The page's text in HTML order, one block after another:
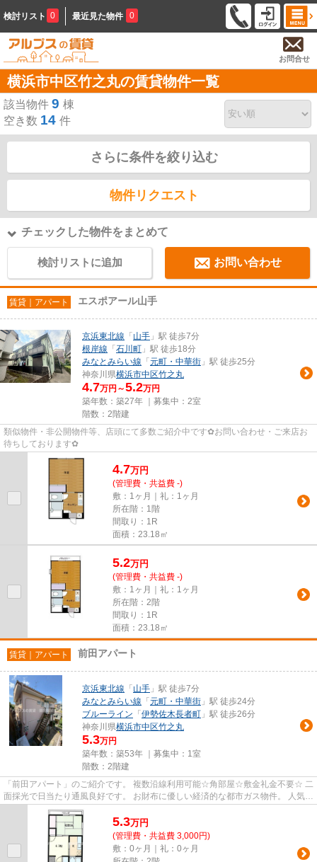
検討リスト 0 最近見た物件 0
お問合せ
横浜市中区竹之丸の賃貸物件一覧
該当物件 9 棟
空き数 14 件
さらに条件を絞り込む
物件リクエスト
チェックした物件をまとめて
検討リストに追加 お問い合わせ
賃貸｜アパート エスポアール山手
京浜東北線 「 山手 」駅 徒歩7分
根岸線 「 石川町 」駅 徒歩18分
みなとみらい線 「 元町・中華街 」駅 徒歩25分
神奈川県横浜市中区竹之丸
4.7万円～5.2万円
築年数：築27年 ｜募集中： 2室
階数：2階建
類似物件・非公開物件等、店頭にて多数ご紹介中です✿お問い合わせ・ご来店お
待ちしております✿
4.7万円
(管理費・共益費 -)
敷：1ヶ月｜礼：1ヶ月
所在階：1階
間取り：1R
面積：23.18㎡
5.2万円
(管理費・共益費 -)
敷：1ヶ月｜礼：1ヶ月
所在階：2階
間取り：1R
面積：23.18㎡
賃貸｜アパート 前田アパート
京浜東北線 「 山手 」駅 徒歩7分
みなとみらい線 「 元町・中華街 」駅 徒歩24分
ブルーライン 「 伊勢佐木長者町 」駅 徒歩26分
神奈川県横浜市中区竹之丸
5.3万円
築年数：築53年 ｜募集中： 1室
階数：2階建
「前田アパート」のご紹介です。 複数沿線利用可能☆角部屋☆敷金礼金不要☆ 二
面採光で日当たり通風良好です。 お財布に優しい経済的な都市ガス物件。 人気の
バストイレ別タイプ☆ 初期費...
5.3万円
(管理費・共益費 3,000円)
敷：0ヶ月｜礼：0ヶ月